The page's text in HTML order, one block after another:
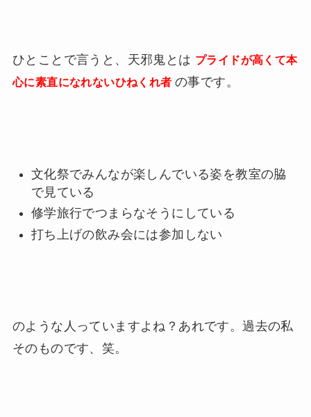
ひとことで言うと、天邪鬼とは プライドが高くて本
心に素直になれないひねくれ者 の事です。
文化祭でみんなが楽しんでいる姿を教室の脇
で見ている
修学旅行でつまらなそうにしている
打ち上げの飲み会には参加しない
のような人っていますよね？あれです。過去の私
そのものです、笑。